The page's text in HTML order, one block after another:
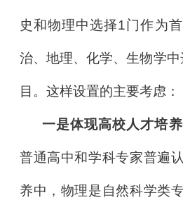
史和物理中选择1门作为
治、地理、化学、生物学
目。这样设置的主要考虑：
一是体现高校人才培养
普通高中和学科专家普遍
养中，物理是自然科学类